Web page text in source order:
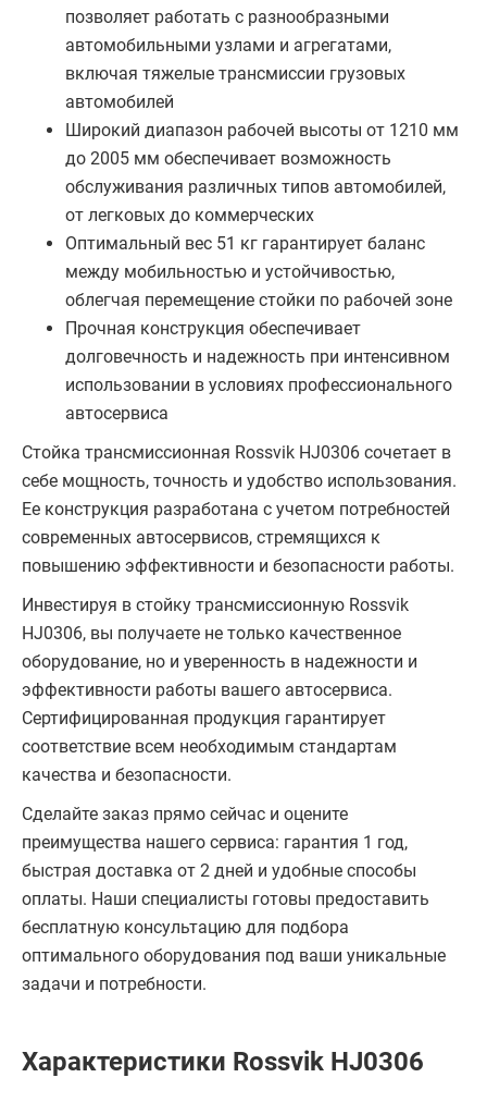
позволяет работать с разнообразными
автомобильными узлами и агрегатами,
включая тяжелые трансмиссии грузовых
автомобилей
Широкий диапазон рабочей высоты от 1210 мм
до 2005 мм обеспечивает возможность
обслуживания различных типов автомобилей,
от легковых до коммерческих
Оптимальный вес 51 кг гарантирует баланс
между мобильностью и устойчивостью,
облегчая перемещение стойки по рабочей зоне
Прочная конструкция обеспечивает
долговечность и надежность при интенсивном
использовании в условиях профессионального
автосервиса
Стойка трансмиссионная Rossvik HJ0306 сочетает в
себе мощность, точность и удобство использования.
Ее конструкция разработана с учетом потребностей
современных автосервисов, стремящихся к
повышению эффективности и безопасности работы.
Инвестируя в стойку трансмиссионную Rossvik
HJ0306, вы получаете не только качественное
оборудование, но и уверенность в надежности и
эффективности работы вашего автосервиса.
Сертифицированная продукция гарантирует
соответствие всем необходимым стандартам
качества и безопасности.
Сделайте заказ прямо сейчас и оцените
преимущества нашего сервиса: гарантия 1 год,
быстрая доставка от 2 дней и удобные способы
оплаты. Наши специалисты готовы предоставить
бесплатную консультацию для подбора
оптимального оборудования под ваши уникальные
задачи и потребности.
Характеристики Rossvik HJ0306